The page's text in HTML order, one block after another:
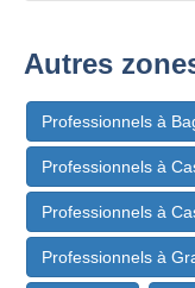
Autres
Professionnels à
Professionnels à
Professionnels à
Professionnels à